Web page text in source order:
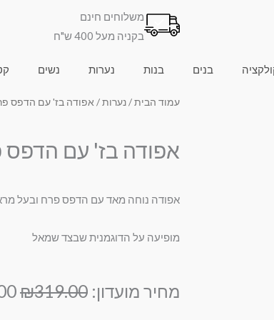
משלוחים חינם
בקניה מעל 400 ש"ח
בנים בנות נערות נשים
עמוד הבית/נערות/ אפודה בז' עם הדפס
אפודה בז' עם הדפס
אפודה נוחה מאד עם הדפס פרח ובעל
מופיעה על הדוגמנית שבצד שמאל
מחיר מועדון: ₪319.00